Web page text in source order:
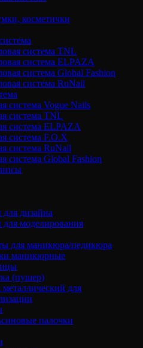
косметички
система TNL
система ELPAZA
система Global Fashion
система RuNail
система Vogue Nails
система TNL
система ELPAZA
система F.O.X
система RuNail
система Global Fashion
дизайна
для моделирования
для маникюра/педикюра
маникюрные
(пушер)
для
палочки